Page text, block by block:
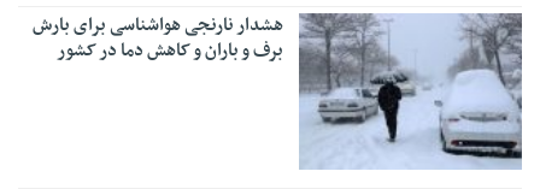
هشدار نارنجی هواشناسی برای بارش
برف و باران و کاهش دما در کشور